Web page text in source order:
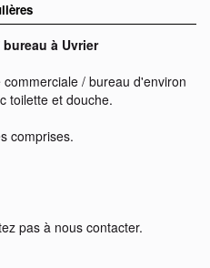
à Uvrier
/ bureau d'environ
toilette et douche.
comprises.
pas à nous contacter.